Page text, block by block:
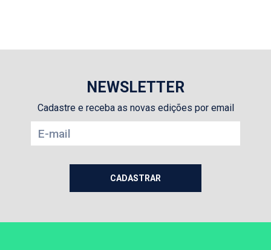
NEWSLETTER
Cadastre e receba as novas edições por email